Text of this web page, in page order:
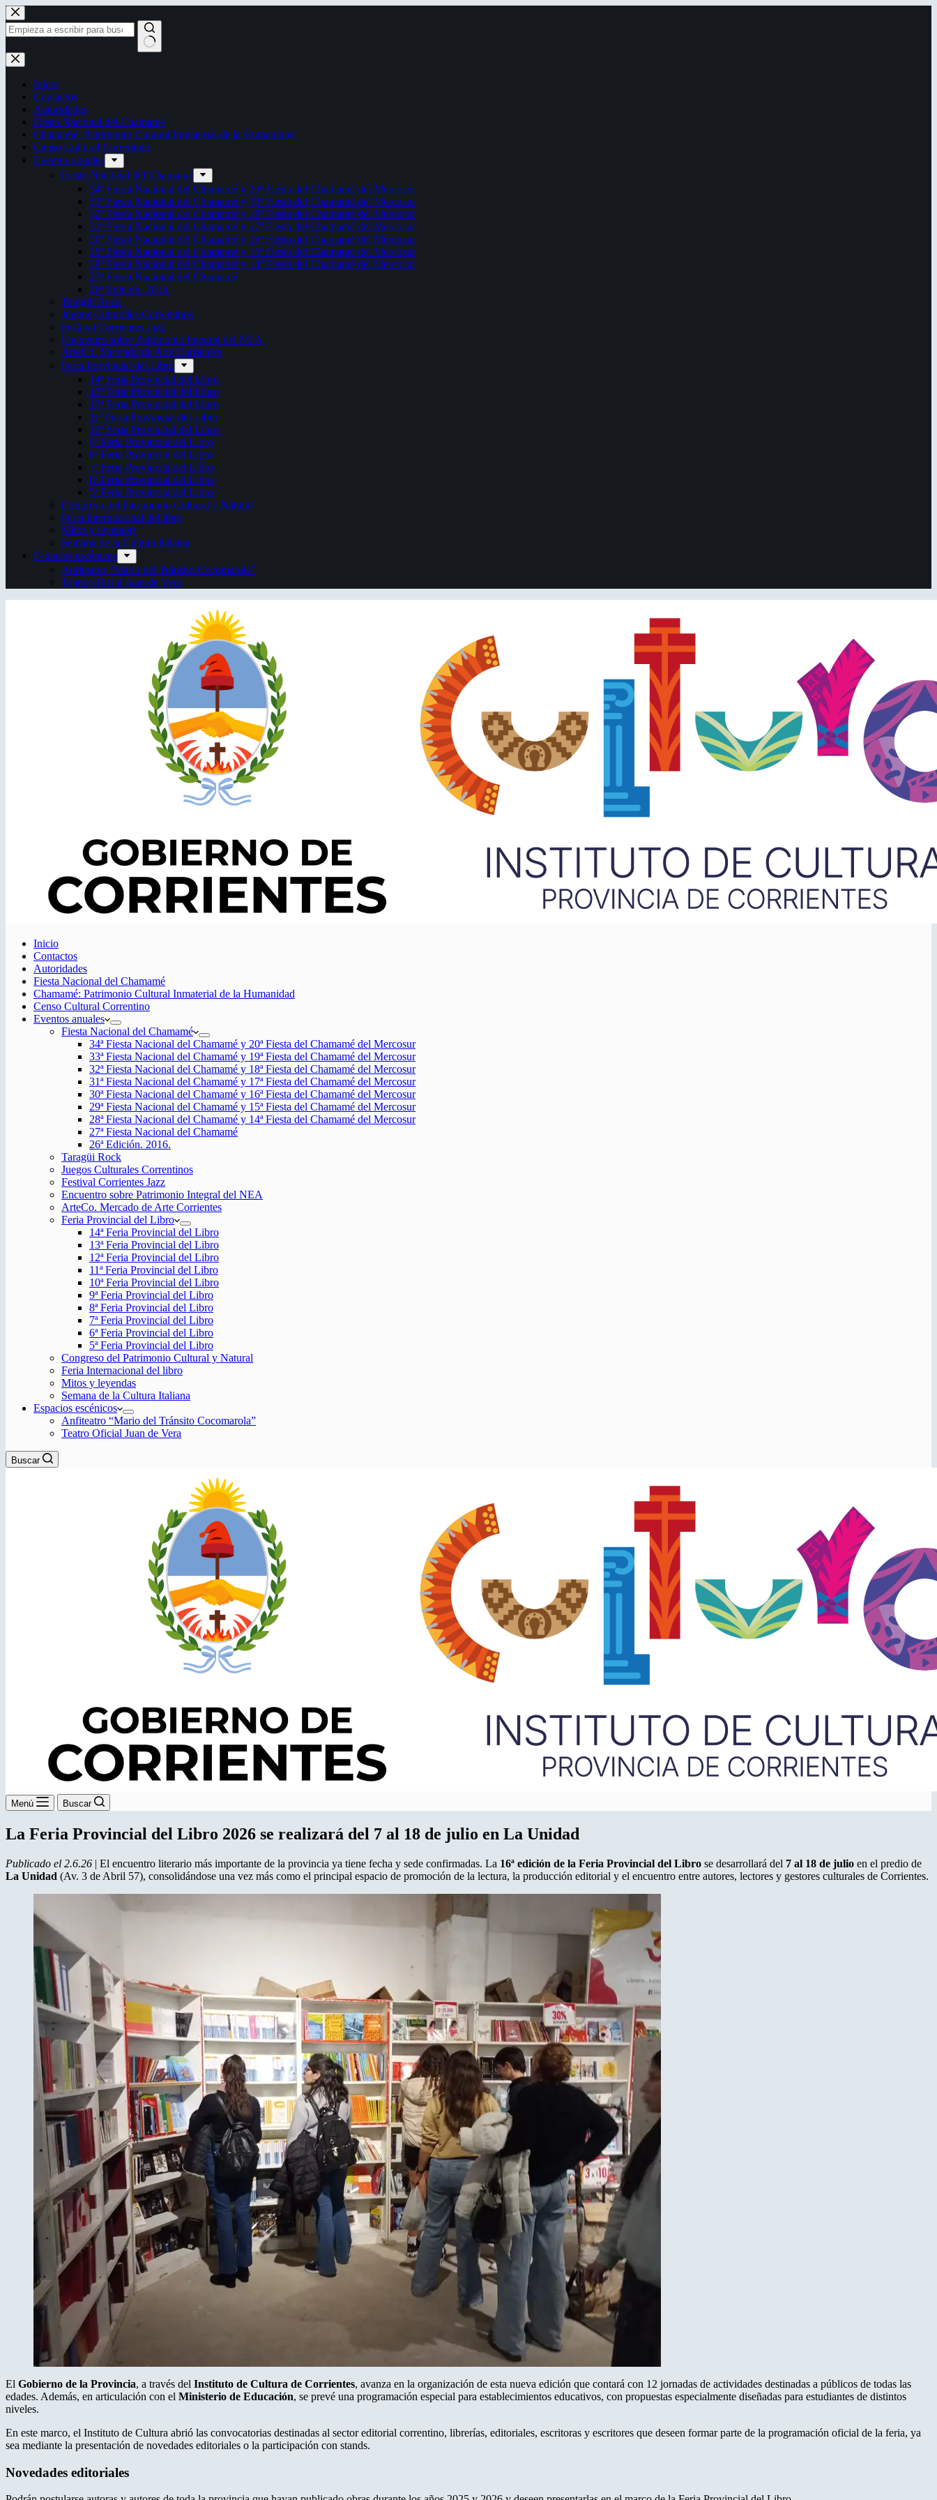
Saltar
al
contenido
Sin
resultados
Inicio
Contactos
Autoridades
Fiesta Nacional del Chamamé
Chamamé: Patrimonio Cultural Inmaterial de la Humanidad
Censo Cultural Correntino
Eventos anuales
Fiesta Nacional del Chamamé
34ª Fiesta Nacional del Chamamé y 20ª Fiesta del Chamamé del Mercosur
33ª Fiesta Nacional del Chamamé y 19ª Fiesta del Chamamé del Mercosur
32ª Fiesta Nacional del Chamamé y 18ª Fiesta del Chamamé del Mercosur
31ª Fiesta Nacional del Chamamé y 17ª Fiesta del Chamamé del Mercosur
30ª Fiesta Nacional del Chamamé y 16ª Fiesta del Chamamé del Mercosur
29ª Fiesta Nacional del Chamamé y 15ª Fiesta del Chamamé del Mercosur
28ª Fiesta Nacional del Chamamé y 14ª Fiesta del Chamamé del Mercosur
27ª Fiesta Nacional del Chamamé
26ª Edición. 2016.
Taragüi Rock
Juegos Culturales Correntinos
Festival Corrientes Jazz
Encuentro sobre Patrimonio Integral del NEA
ArteCo. Mercado de Arte Corrientes
Feria Provincial del Libro
14ª Feria Provincial del Libro
13ª Feria Provincial del Libro
12ª Feria Provincial del Libro
11ª Feria Provincial del Libro
10ª Feria Provincial del Libro
9ª Feria Provincial del Libro
8ª Feria Provincial del Libro
7ª Feria Provincial del Libro
6ª Feria Provincial del Libro
5ª Feria Provincial del Libro
Congreso del Patrimonio Cultural y Natural
Feria Internacional del libro
Mitos y leyendas
Semana de la Cultura Italiana
Espacios escénicos
Anfiteatro “Mario del Tránsito Cocomarola”
Teatro Oficial Juan de Vera
Inicio
Contactos
Autoridades
Fiesta Nacional del Chamamé
Chamamé: Patrimonio Cultural Inmaterial de la Humanidad
Censo Cultural Correntino
Eventos anuales
Fiesta Nacional del Chamamé
34ª Fiesta Nacional del Chamamé y 20ª Fiesta del Chamamé del Mercosur
33ª Fiesta Nacional del Chamamé y 19ª Fiesta del Chamamé del Mercosur
32ª Fiesta Nacional del Chamamé y 18ª Fiesta del Chamamé del Mercosur
31ª Fiesta Nacional del Chamamé y 17ª Fiesta del Chamamé del Mercosur
30ª Fiesta Nacional del Chamamé y 16ª Fiesta del Chamamé del Mercosur
29ª Fiesta Nacional del Chamamé y 15ª Fiesta del Chamamé del Mercosur
28ª Fiesta Nacional del Chamamé y 14ª Fiesta del Chamamé del Mercosur
27ª Fiesta Nacional del Chamamé
26ª Edición. 2016.
Taragüi Rock
Juegos Culturales Correntinos
Festival Corrientes Jazz
Encuentro sobre Patrimonio Integral del NEA
ArteCo. Mercado de Arte Corrientes
Feria Provincial del Libro
14ª Feria Provincial del Libro
13ª Feria Provincial del Libro
12ª Feria Provincial del Libro
11ª Feria Provincial del Libro
10ª Feria Provincial del Libro
9ª Feria Provincial del Libro
8ª Feria Provincial del Libro
7ª Feria Provincial del Libro
6ª Feria Provincial del Libro
5ª Feria Provincial del Libro
Congreso del Patrimonio Cultural y Natural
Feria Internacional del libro
Mitos y leyendas
Semana de la Cultura Italiana
Espacios escénicos
Anfiteatro “Mario del Tránsito Cocomarola”
Teatro Oficial Juan de Vera
Buscar
Menú Buscar
La Feria Provincial del Libro 2026 se realizará del 7 al 18 de julio en La Unidad
Publicado el 2.6.26 | El encuentro literario más importante de la provincia ya tiene fecha y sede confirmadas. La 16ª edición de la Feria Provincial del Libro se desarrollará del 7 al 18 de julio en el predio de
La Unidad (Av. 3 de Abril 57), consolidándose una vez más como el principal espacio de promoción de la lectura, la producción editorial y el encuentro entre autores, lectores y gestores culturales de Corrientes.
El Gobierno de la Provincia, a través del Instituto de Cultura de Corrientes, avanza en la organización de esta nueva edición que contará con 12 jornadas de actividades destinadas a públicos de todas las
edades. Además, en articulación con el Ministerio de Educación, se prevé una programación especial para establecimientos educativos, con propuestas especialmente diseñadas para estudiantes de distintos
niveles.
En este marco, el Instituto de Cultura abrió las convocatorias destinadas al sector editorial correntino, librerías, editoriales, escritoras y escritores que deseen formar parte de la programación oficial de la feria, ya
sea mediante la presentación de novedades editoriales o la participación con stands.
Novedades editoriales